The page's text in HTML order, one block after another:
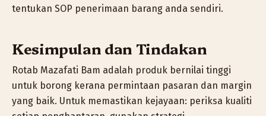
tentukan SOP penerimaan barang anda sendiri.
Kesimpulan dan Tindakan
Rotab Mazafati Bam adalah produk bernilai tinggi
untuk borong kerana permintaan pasaran dan margin
yang baik. Untuk memastikan kejayaan: periksa kualiti